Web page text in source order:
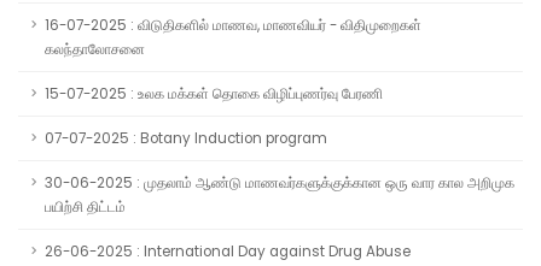
16-07-2025 : விடுதிகளில் மாணவ, மாணவியர் - விதிமுறைகள்
கலந்தாலோசனை
15-07-2025 : உலக மக்கள் தொகை விழிப்புணர்வு பேரணி
07-07-2025 : Botany Induction program
30-06-2025 : முதலாம் ஆண்டு மாணவர்களுக்குக்கான ஒரு வார கால அறிமுக
பயிற்சி திட்டம்
26-06-2025 : International Day against Drug Abuse